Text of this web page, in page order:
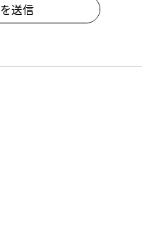
送信